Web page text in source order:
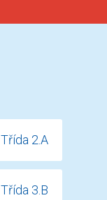
Třída 2.A
Třída 3.B